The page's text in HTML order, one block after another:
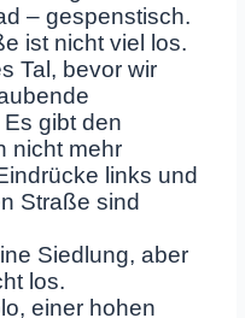
– gespenstisch.
ist nicht viel los.
Tal, bevor wir
gibt den
nicht mehr
links und
Straße sind
Siedlung, aber
los.
einer hohen